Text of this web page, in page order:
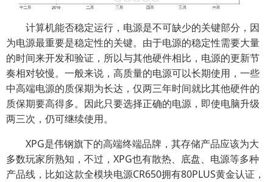
计算机能否稳定运行，电源是不可缺少的关键部分，因
为电源最重要是稳定性的关键。由于电源的稳定性需要大量
的时间来开发和验证，所以与其他硬件相比，电源的更新节
奏相对较慢。一般来说，高质量的电源可以长期使用，一些
中高端电源的质保期为长达，仅两三年时间就比其他硬件的
质保期要高得多。因此只要选择正确的电源，即使电脑升级
两三次，仍可继续使用。
XPG是伟钢旗下的高端终端品牌，其存储产品应该为大
多数玩家所熟知，不过，XPG也有散热、底盘、电源等多种
产品线，比如这款全模块电源CR650拥有80PLUS黄金认证，